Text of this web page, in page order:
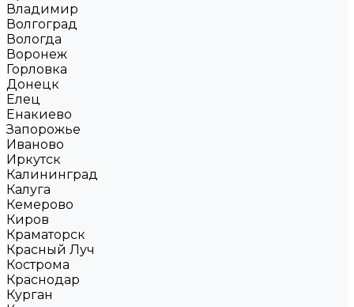
Владимир
Волгоград
Вологда
Воронеж
Горловка
Донецк
Елец
Енакиево
Запорожье
Иваново
Иркутск
Калининград
Калуга
Кемерово
Киров
Краматорск
Красный Луч
Кострома
Краснодар
Курган